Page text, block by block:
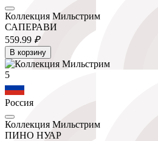
Коллекция Мильстрим
САПЕРАВИ
559.99 ₽
В корзину
5
Россия
Коллекция Мильстрим
ПИНО НУАР